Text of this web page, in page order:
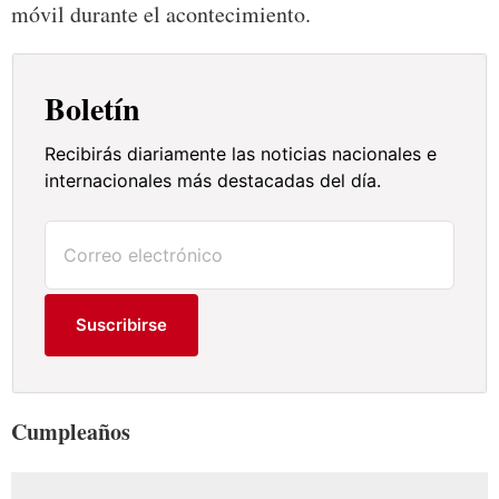
móvil durante el acontecimiento.
Boletín
Recibirás diariamente las noticias nacionales e
internacionales más destacadas del día.
Suscribirse
Cumpleaños